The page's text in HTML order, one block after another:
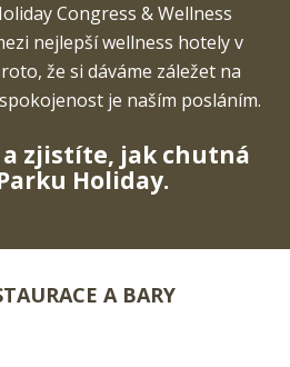
Congress & Wellness
nejlepší wellness hotely v
že si dáváme záležet na
je naším posláním.
zjistíte, jak chutná
Holiday.
A BARY